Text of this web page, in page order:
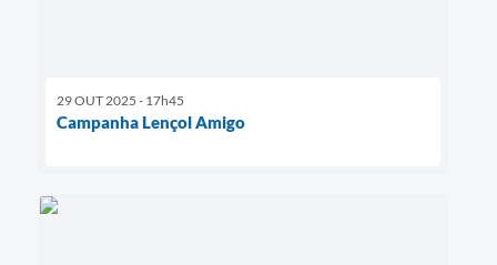
29 OUT 2025 - 17h45
Campanha Lençol Amigo